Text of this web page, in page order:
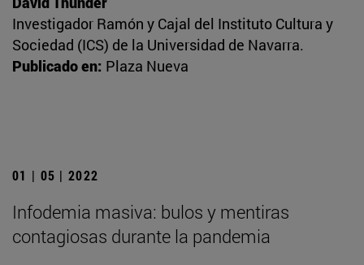
Investigador Ramón y Cajal del Instituto Cultura y
Sociedad (ICS) de la Universidad de Navarra.
Publicado en: Plaza Nueva
01 | 05 | 2022
Infodemia masiva: bulos y mentiras
contagiosas durante la pandemia